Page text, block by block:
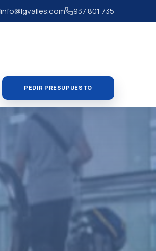
info@lgvalles.com 937 801 735
PEDIR PRESUPUESTO